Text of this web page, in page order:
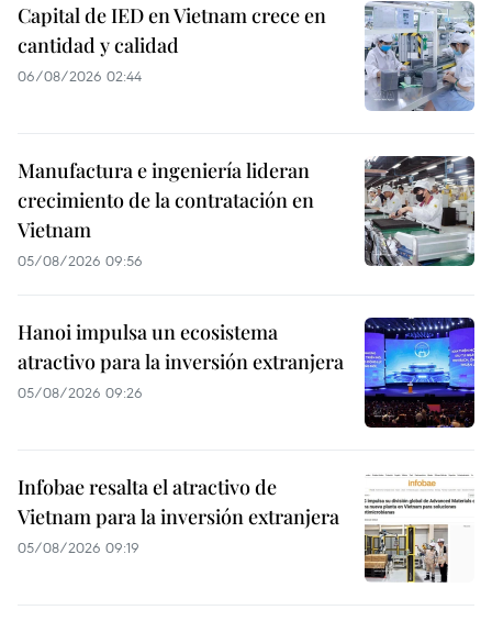
Capital de IED en Vietnam crece en
cantidad y calidad
06/08/2026 02:44
Manufactura e ingeniería lideran
crecimiento de la contratación en
Vietnam
05/08/2026 09:56
Hanoi impulsa un ecosistema
atractivo para la inversión extranjera
05/08/2026 09:26
Infobae resalta el atractivo de
Vietnam para la inversión extranjera
05/08/2026 09:19